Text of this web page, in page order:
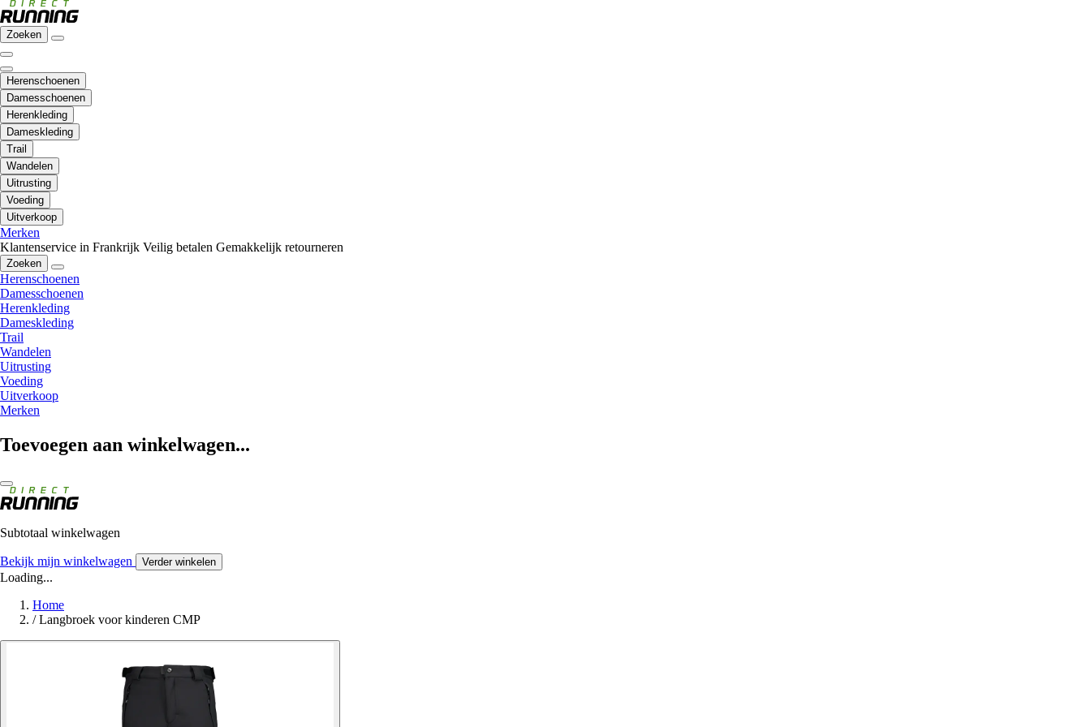
Zoeken
Herenschoenen
Damesschoenen
Herenkleding
Dameskleding
Trail
Wandelen
Uitrusting
Voeding
Uitverkoop
Merken
Klantenservice in Frankrijk Veilig betalen Gemakkelijk retourneren
Zoeken
Herenschoenen
Damesschoenen
Herenkleding
Dameskleding
Trail
Wandelen
Uitrusting
Voeding
Uitverkoop
Merken
Toevoegen aan winkelwagen...
Subtotaal winkelwagen
Bekijk mijn winkelwagen Verder winkelen
Loading...
Home
/ Langbroek voor kinderen CMP